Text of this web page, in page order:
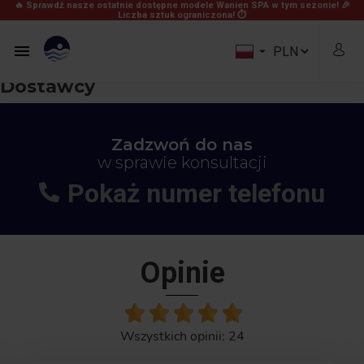
🔥 Sprawdź nasze ostatnie dostępne modele Wanien SPA w tym sezonie! 🎉
Liczba sztuk ograniczona! ⏱
 
Dostawcy
Zadzwoń do nas
w sprawie konsultacji
+48664-113-007
Pokaż numer telefonu
Opinie
Wszystkich opinii: 24